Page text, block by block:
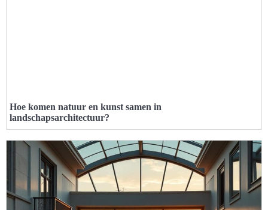
Hoe komen natuur en kunst samen in
landschapsarchitectuur?